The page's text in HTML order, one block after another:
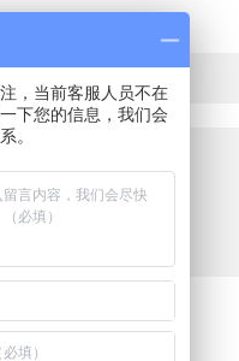
，当前客服人员不在
下您的信息，我们会
。